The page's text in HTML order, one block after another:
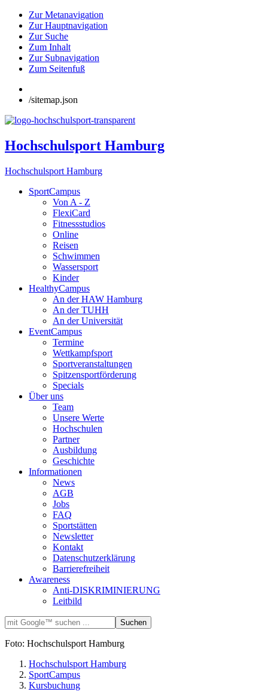
Zur Metanavigation
Zur Hauptnavigation
Zur Suche
Zum Inhalt
Zur Subnavigation
Zum Seitenfuß
/sitemap.json
Hochschulsport Hamburg
Hochschulsport Hamburg
SportCampus
Von A - Z
FlexiCard
Fitnessstudios
Online
Reisen
Schwimmen
Wassersport
Kinder
HealthyCampus
An der HAW Hamburg
An der TUHH
An der Universität
EventCampus
Termine
Wettkampfsport
Sportveranstaltungen
Spitzensportförderung
Specials
Über uns
Team
Unsere Werte
Hochschulen
Partner
Ausbildung
Geschichte
Informationen
News
AGB
Jobs
FAQ
Sportstätten
Newsletter
Kontakt
Datenschutzerklärung
Barrierefreiheit
Awareness
Anti-DISKRIMINIERUNG
Leitbild
Foto: Hochschulsport Hamburg
Hochschulsport Hamburg
SportCampus
Kursbuchung